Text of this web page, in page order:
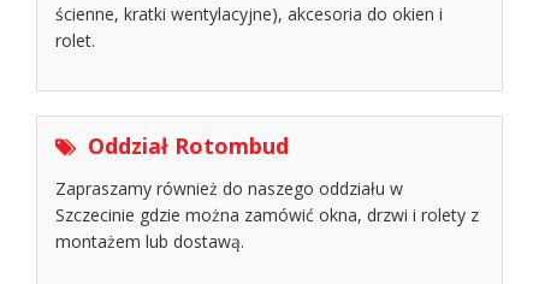
ścienne, kratki wentylacyjne), akcesoria do okien i
rolet.
Oddział Rotombud
Zapraszamy również do naszego oddziału w
Szczecinie gdzie można zamówić okna, drzwi i rolety z
montażem lub dostawą.